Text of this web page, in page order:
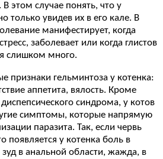
этом случае понять, что у
только увидев их в его кале. В
манифестирует, когда
заболевает или когда глистов
слишком много.
признаки гельминтоза у котенка:
аппетита, вялость. Кроме
диспепсического синдрома, у котов
симптомы, которые напрямую
паразита. Так, если червь
появляется у котенка боль в
в анальной области, жажда, в